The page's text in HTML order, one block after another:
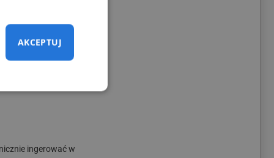
ingerować w
AKCEPTUJ